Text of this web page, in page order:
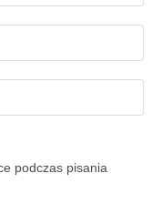
podczas pisania